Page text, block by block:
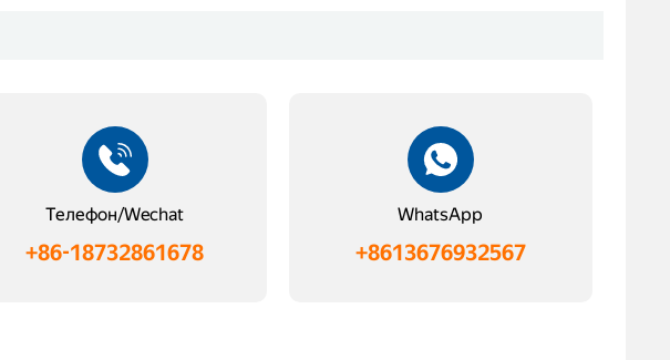
Телефон/Wechat
+86-18732861678
WhatsApp
+8613676932567